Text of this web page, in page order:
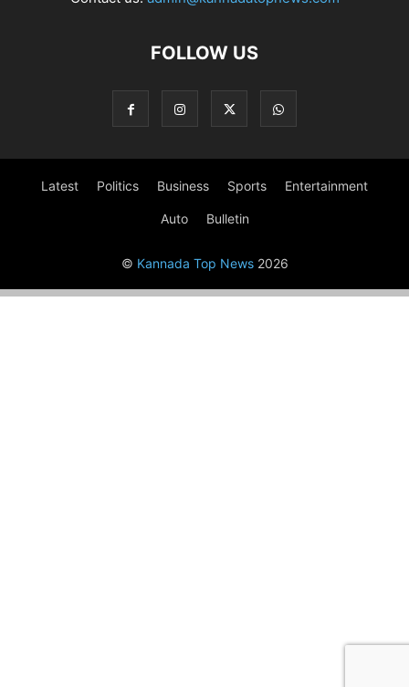
FOLLOW US
Latest Politics Business Sports Entertainment
Auto Bulletin
© Kannada Top News2026